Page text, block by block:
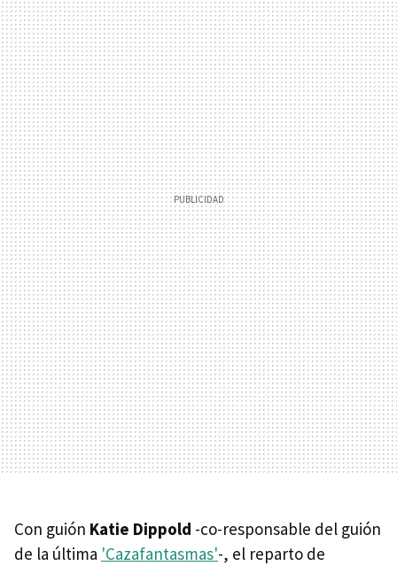
Con guión Katie Dippold -co-responsable del guión
de la última 'Cazafantasmas'-, el reparto de